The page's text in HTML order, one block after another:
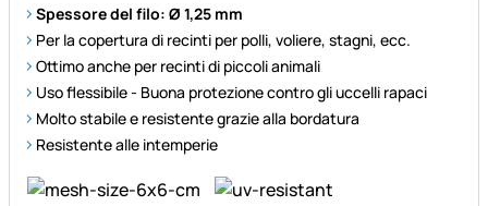
Spessore del filo: Ø 1,25 mm
Per la copertura di recinti per polli, voliere, stagni, ecc.
Ottimo anche per recinti di piccoli animali
Uso flessibile - Buona protezione contro gli uccelli rapaci
Molto stabile e resistente grazie alla bordatura
Resistente alle intemperie